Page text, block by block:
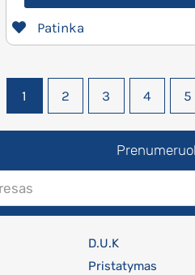
Patinka
1 2 3 4 5
D.U.K
Pristatymas